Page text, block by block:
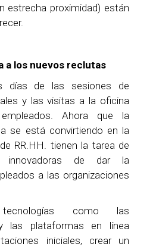
estrecha proximidad) están
a los nuevos reclutas
días de las sesiones de
y las visitas a la oficina
Ahora que la
se está convirtiendo en la
RR.HH. tienen la tarea de
innovadoras de dar la
a las organizaciones
como las
las plataformas en línea
iniciales, crear un